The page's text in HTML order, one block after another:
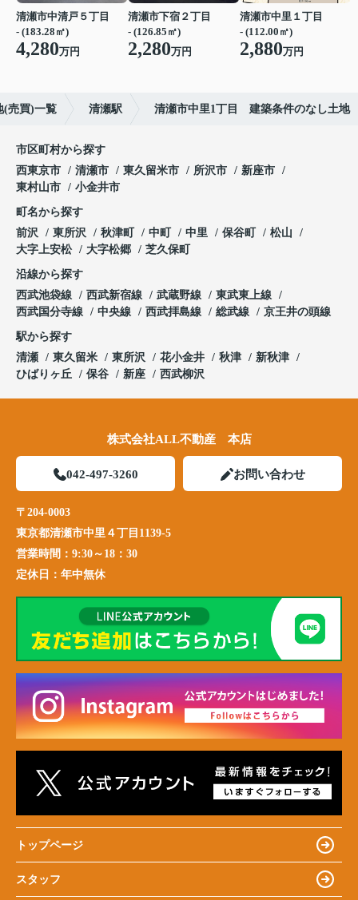
清瀬市中清戸５丁目
- (183.28㎡)
4,280万円
清瀬市下宿２丁目
- (126.85㎡)
2,280万円
清瀬市中里１丁目
- (112.00㎡)
2,880万円
(売買)一覧 清瀬駅 清瀬市中里1丁目 建築条件のなし土地
市区町村から探す
西東京市
清瀬市 東久留米市 所沢市
新座市
東村山市
小金井市
町名から探す
前沢
東所沢 秋津町 中町 中里 保谷町
松山
大字上安松
大字松郷 芝久保町
沿線から探す
西武池袋線
西武新宿線 武蔵野線
東武東上線
西武国分寺線
中央線 西武拝島線 総武線 京王井の頭線
駅から探す
清瀬
東久留米 東所沢 花小金井 秋津
新秋津
ひばりヶ丘
保谷 新座 西武柳沢
株式会社ALL不動産 本店
042-497-3260 お問い合わせ
〒204-0003
東京都清瀬市中里４丁目1139-5
営業時間： 9:30～18：30
定休日： 年中無休
トップページ
スタッフ